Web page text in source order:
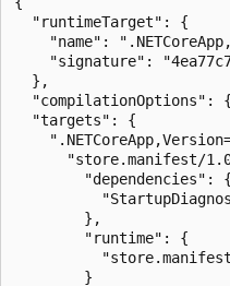
  "runtimeTarget": {
"name":
"signature":
  },
"compilationOptions":
  "targets": {
"store.manifest/
        "dependencies": {
        },
        "runtime": {
        }